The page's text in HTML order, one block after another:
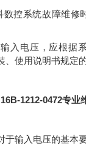
控系统故障维修
电压，应根据系
、使用说明书规定的
1212-0472专业
于输入电压的基本